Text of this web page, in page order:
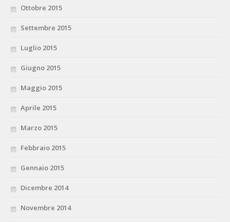
Ottobre 2015
Settembre 2015
Luglio 2015
Giugno 2015
Maggio 2015
Aprile 2015
Marzo 2015
Febbraio 2015
Gennaio 2015
Dicembre 2014
Novembre 2014